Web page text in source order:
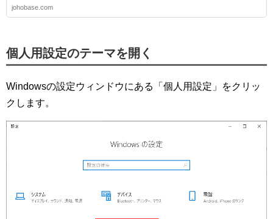
johobase.com
個人用設定のテーマを開く
Windowsの設定ウィンドウにある「個人用設定」をクリッ
クします。